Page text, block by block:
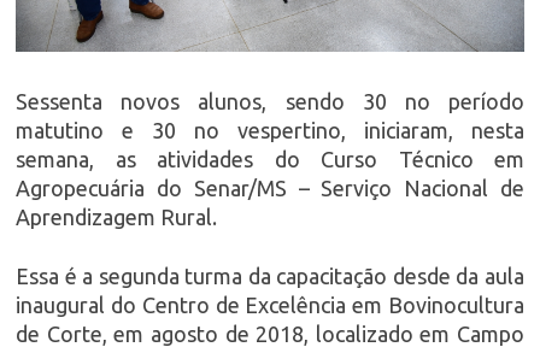
Sessenta novos alunos, sendo 30 no período
matutino e 30 no vespertino, iniciaram, nesta
semana, as atividades do Curso Técnico em
Agropecuária do Senar/MS – Serviço Nacional de
Aprendizagem Rural.
Essa é a segunda turma da capacitação desde da aula
inaugural do Centro de Excelência em Bovinocultura
de Corte, em agosto de 2018, localizado em Campo